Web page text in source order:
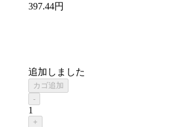
397.44円
追加しました
カゴ追加
-
1
+